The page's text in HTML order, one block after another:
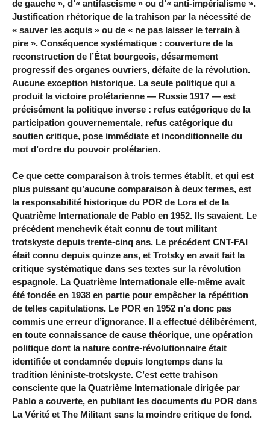
de gauche », d’« antifascisme » ou d’« anti-impérialisme ».
Justification rhétorique de la trahison par la nécessité de
« sauver les acquis » ou de « ne pas laisser le terrain à
pire ». Conséquence systématique : couverture de la
reconstruction de l’État bourgeois, désarmement
progressif des organes ouvriers, défaite de la révolution.
Aucune exception historique. La seule politique qui a
produit la victoire prolétarienne — Russie 1917 — est
précisément la politique inverse : refus catégorique de la
participation gouvernementale, refus catégorique du
soutien critique, pose immédiate et inconditionnelle du
mot d’ordre du pouvoir prolétarien.
Ce que cette comparaison à trois termes établit, et qui est
plus puissant qu’aucune comparaison à deux termes, est
la responsabilité historique du POR de Lora et de la
Quatrième Internationale de Pablo en 1952. Ils savaient. Le
précédent menchevik était connu de tout militant
trotskyste depuis trente-cinq ans. Le précédent CNT-FAI
était connu depuis quinze ans, et Trotsky en avait fait la
critique systématique dans ses textes sur la révolution
espagnole. La Quatrième Internationale elle-même avait
été fondée en 1938 en partie pour empêcher la répétition
de telles capitulations. Le POR en 1952 n’a donc pas
commis une erreur d’ignorance. Il a effectué délibérément,
en toute connaissance de cause théorique, une opération
politique dont la nature contre-révolutionnaire était
identifiée et condamnée depuis longtemps dans la
tradition léniniste-trotskyste. C’est cette trahison
consciente que la Quatrième Internationale dirigée par
Pablo a couverte, en publiant les documents du POR dans
La Vérité et The Militant sans la moindre critique de fond.